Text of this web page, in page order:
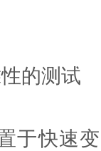
的测试
快速变